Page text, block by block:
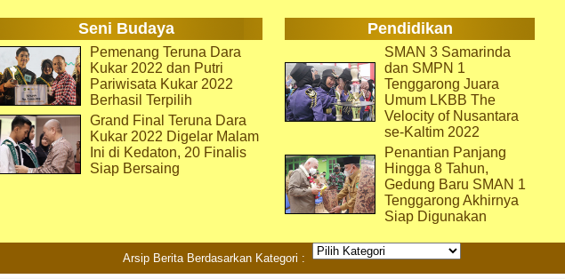
Seni Budaya Pendidikan
Pemenang Teruna Dara
Kukar 2022 dan Putri
Pariwisata Kukar 2022
Berhasil Terpilih
Grand Final Teruna Dara
Kukar 2022 Digelar Malam
Ini di Kedaton, 20 Finalis
Siap Bersaing
SMAN 3 Samarinda
dan SMPN 1
Tenggarong Juara
Umum LKBB The
Velocity of Nusantara
se-Kaltim 2022
Penantian Panjang
Hingga 8 Tahun,
Gedung Baru SMAN 1
Tenggarong Akhirnya
Siap Digunakan
Arsip Berita Berdasarkan Kategori :